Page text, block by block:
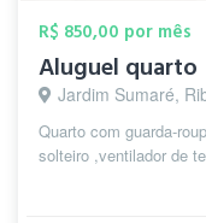
R$ 850,00 por mês
Aluguel quarto
Jardim Sumaré,
Quarto com guarda-
solteiro ,ventilador de